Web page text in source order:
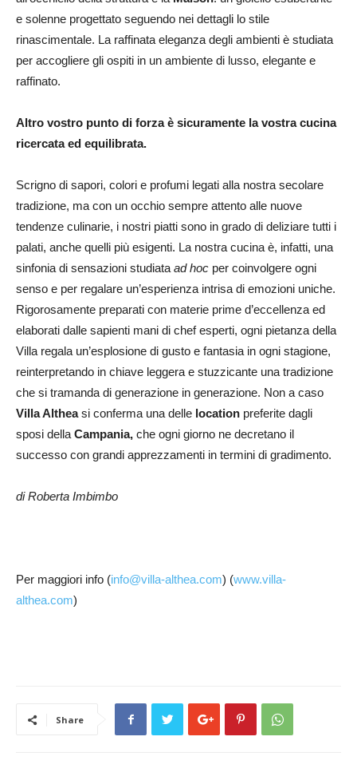
e solenne progettato seguendo nei dettagli lo stile
rinascimentale. La raffinata eleganza degli ambienti è studiata
per accogliere gli ospiti in un ambiente di lusso, elegante e
raffinato.
Altro vostro punto di forza è sicuramente la vostra cucina
ricercata ed equilibrata.
Scrigno di sapori, colori e profumi legati alla nostra secolare
tradizione, ma con un occhio sempre attento alle nuove
tendenze culinarie, i nostri piatti sono in grado di deliziare tutti i
palati, anche quelli più esigenti. La nostra cucina è, infatti, una
sinfonia di sensazioni studiata ad hoc per coinvolgere ogni
senso e per regalare un’esperienza intrisa di emozioni uniche.
Rigorosamente preparati con materie prime d’eccellenza ed
elaborati dalle sapienti mani di chef esperti, ogni pietanza della
Villa regala un’esplosione di gusto e fantasia in ogni stagione,
reinterpretando in chiave leggera e stuzzicante una tradizione
che si tramanda di generazione in generazione. Non a caso
Villa Altheasi conferma una delle location preferite dagli
sposi della Campania, che ogni giorno ne decretano il
successo con grandi apprezzamenti in termini di gradimento.
di Roberta Imbimbo
Per maggiori info (info@villa-althea.com) (www.villa-
althea.com)
Share